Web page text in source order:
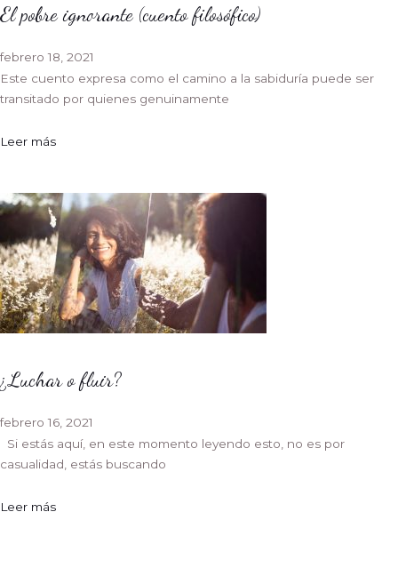
El pobre ignorante (cuento filosófico)
febrero 18, 2021
Este cuento expresa como el camino a la sabiduría puede ser
transitado por quienes genuinamente
Leer más
¿Luchar o fluir?
febrero 16, 2021
Si estás aquí, en este momento leyendo esto, no es por
casualidad, estás buscando
Leer más